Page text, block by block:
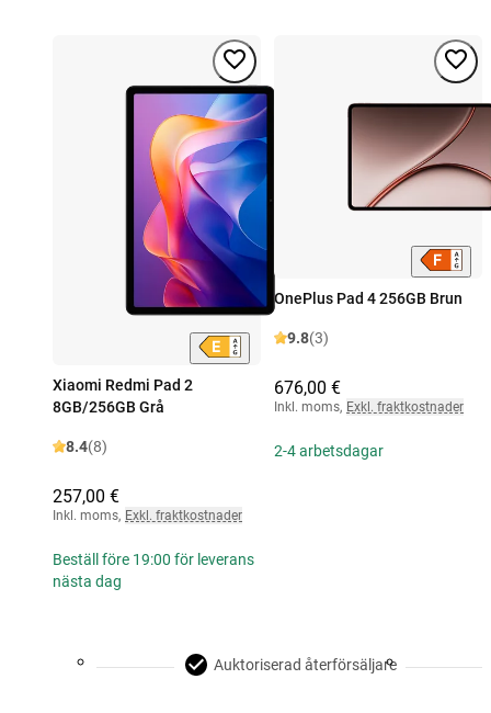
Xiaomi Redmi Pad 2
8GB/256GB Grå
8.4(8)
257,00 €
Inkl. moms, Exkl. fraktkostnader
Beställ före 19:00 för leverans
nästa dag
OnePlus Pad 4 256GB Brun
9.8(3)
676,00 €
Inkl. moms, Exkl. fraktkostnader
2-4 arbetsdagar
Auktoriserad återförsäljare